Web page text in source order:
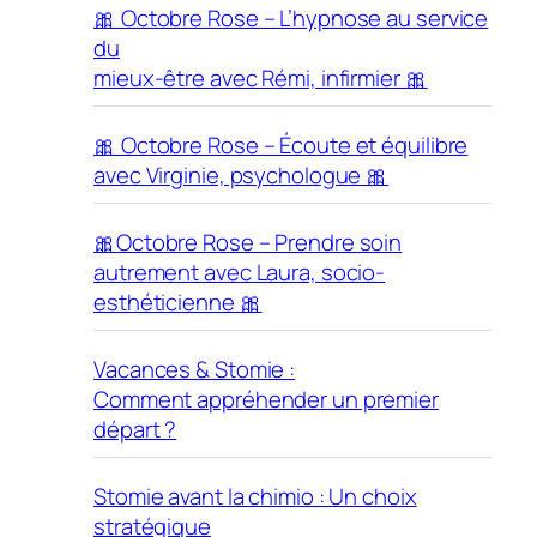
🎀 Octobre Rose – L’hypnose au service
du
mieux-être avec Rémi, infirmier 🎀
🎀 Octobre Rose – Écoute et équilibre
avec Virginie, psychologue 🎀
🎀Octobre Rose – Prendre soin
autrement avec Laura, socio-
esthéticienne 🎀
Vacances & Stomie :
Comment appréhender un premier
départ ?
Stomie avant la chimio : Un choix
stratégique